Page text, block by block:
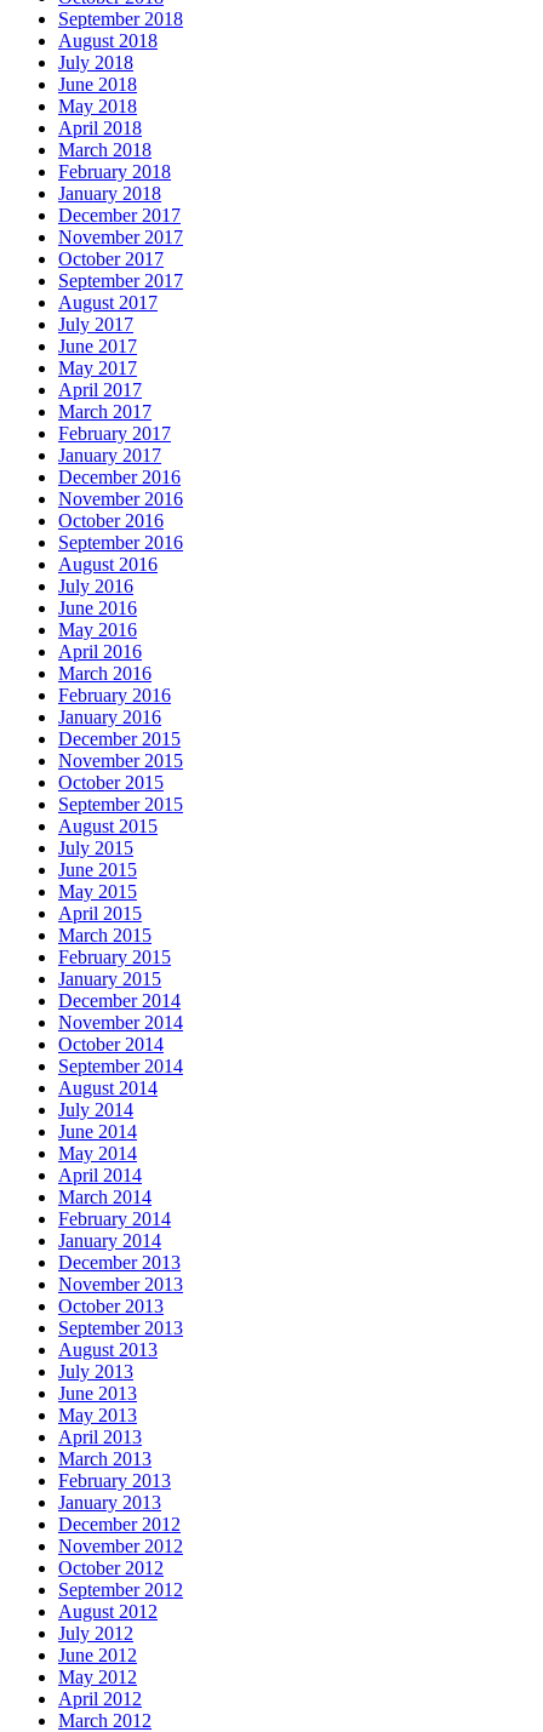
September 2018
August 2018
July 2018
June 2018
May 2018
April 2018
March 2018
February 2018
January 2018
December 2017
November 2017
October 2017
September 2017
August 2017
July 2017
June 2017
May 2017
April 2017
March 2017
February 2017
January 2017
December 2016
November 2016
October 2016
September 2016
August 2016
July 2016
June 2016
May 2016
April 2016
March 2016
February 2016
January 2016
December 2015
November 2015
October 2015
September 2015
August 2015
July 2015
June 2015
May 2015
April 2015
March 2015
February 2015
January 2015
December 2014
November 2014
October 2014
September 2014
August 2014
July 2014
June 2014
May 2014
April 2014
March 2014
February 2014
January 2014
December 2013
November 2013
October 2013
September 2013
August 2013
July 2013
June 2013
May 2013
April 2013
March 2013
February 2013
January 2013
December 2012
November 2012
October 2012
September 2012
August 2012
July 2012
June 2012
May 2012
April 2012
March 2012